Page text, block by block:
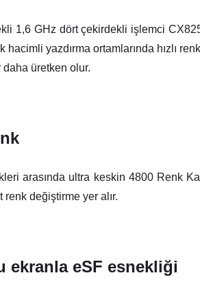
1,6 GHz dört çekirdekli işlemci
hacimli yazdırma ortamlarında hızlı
daha üretken olur.
arasında ultra keskin 4800 Renk
değiştirme yer alır.
ekranla eSF esnekliği